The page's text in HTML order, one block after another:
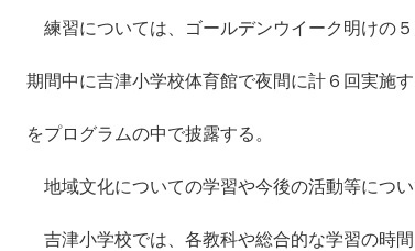
練習については、ゴールデンウイーク明けの
期間中に吉津小学校体育館で夜間に計６回実施
をプログラムの中で披露する。
地域文化についての学習や今後の活動等につ
吉津小学校では、各教科や総合的な学習の時